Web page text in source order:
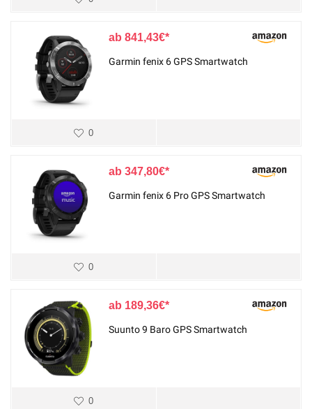
841,43€
Garmin fenix 6 GPS Smartwatch
0
347,80€
Garmin fenix 6 Pro GPS Smartwatch
0
189,36€
Suunto 9 Baro GPS Smartwatch
0